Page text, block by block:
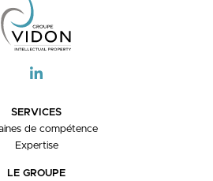
SERVICES
de compétence
Expertise
LE GROUPE